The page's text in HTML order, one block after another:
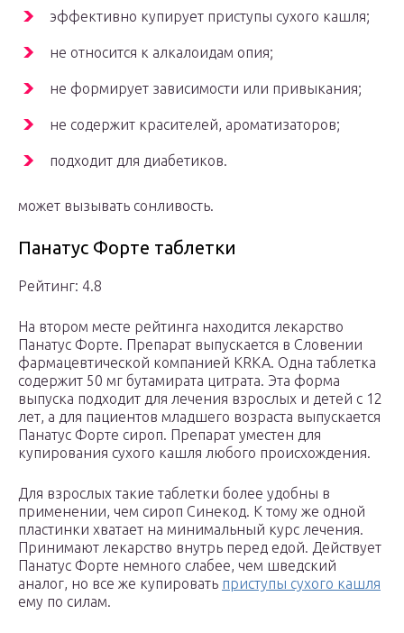
эффективно купирует приступы сухого кашля;
не относится к алкалоидам опия;
не формирует зависимости или привыкания;
не содержит красителей, ароматизаторов;
подходит для диабетиков.
может вызывать сонливость.
Панатус Форте таблетки
Рейтинг: 4.8
На втором месте рейтинга находится лекарство
Панатус Форте. Препарат выпускается в Словении
фармацевтической компанией KRKA. Одна таблетка
содержит 50 мг бутамирата цитрата. Эта форма
выпуска подходит для лечения взрослых и детей с 12
лет, а для пациентов младшего возраста выпускается
Панатус Форте сироп. Препарат уместен для
купирования сухого кашля любого происхождения.
Для взрослых такие таблетки более удобны в
применении, чем сироп Синекод. К тому же одной
пластинки хватает на минимальный курс лечения.
Принимают лекарство внутрь перед едой. Действует
Панатус Форте немного слабее, чем шведский
аналог, но все же купировать приступы сухого кашля
ему по силам.